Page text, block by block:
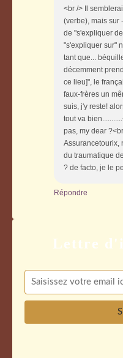
<br /> Il
(verbe), mais sur
de "s'expliquer
"s'expliquer sur"
tant que...
décemment
ce lieu]", le
faux-frères un
suis, j'y reste!
tout va
pas, my dear
Assurancetourix,
du traumatique
? de facto, je le
Répondre